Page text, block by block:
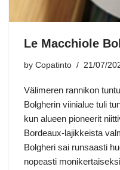
Le Macchiole
by Copatinto 21/07/
Välimeren rannikon
Bolgherin viinialue tuli
kun alueen pioneerit
Bordeaux-lajikkeista
Bolgheri sai runsaasti
nopeasti